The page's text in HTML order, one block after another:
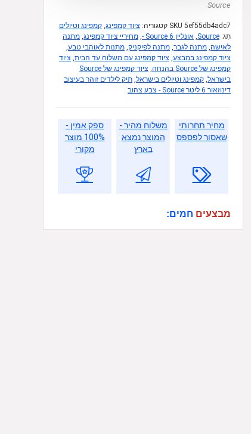
Source
SKU 5ef55db4adc7 קטגוריה: ציוד קמפינג, קמפינג וטיולים
תָג: Source
, אונליין 6 Source - , מחיריי ציוד קמפינג, מתנה
לאישה, מתנה לגבר, מתנה לפיקניק, מתנות לאוהבי טבע,
ציוד קמפינג במבצע, ציוד קמפינג עם משלוח עד הבית, ציוד
קמפינג של Source בהנחה
,
ציוד קמפינג של Source
בישראל, קמפינג וטיולים בישראל, תיק לילדים זוהר בעיצוב
דינוזאור 6 ליטר Source - צבע צהוב
מחיר תחרותי
שאסור לפספס
משלוח מהיר -
המוצר נמצא
בארץ
ספק אמין -
100% מוצר
מקורי
מבצעים חמים: